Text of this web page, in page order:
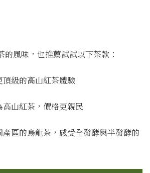
的風味，也推薦試試以下茶款：
級的高山紅茶體驗
山紅茶，價格更親民
區的烏龍茶，感受全發酵與半發酵的